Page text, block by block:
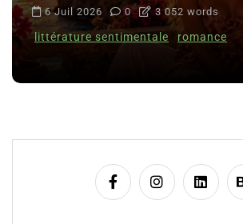
6 Juil 2026 0 3 052 words
littérature sentimentale romance